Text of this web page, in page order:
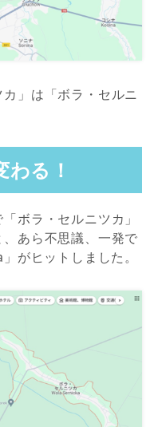
」は「ボラ・セルニ
る！
ボラ・セルニツカ」
あら不思議、一発で
がヒットしました。